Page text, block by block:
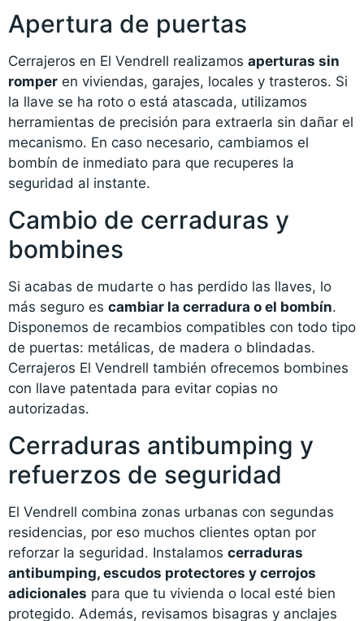
Apertura de puertas
Cerrajeros en El Vendrell realizamos aperturas sin
romper en viviendas, garajes, locales y trasteros. Si
la llave se ha roto o está atascada, utilizamos
herramientas de precisión para extraerla sin dañar el
mecanismo. En caso necesario, cambiamos el
bombín de inmediato para que recuperes la
seguridad al instante.
Cambio de cerraduras y
bombines
Si acabas de mudarte o has perdido las llaves, lo
más seguro es cambiar la cerradura o el bombín.
Disponemos de recambios compatibles con todo tipo
de puertas: metálicas, de madera o blindadas.
Cerrajeros El Vendrell también ofrecemos bombines
con llave patentada para evitar copias no
autorizadas.
Cerraduras antibumping y
refuerzos de seguridad
El Vendrell combina zonas urbanas con segundas
residencias, por eso muchos clientes optan por
reforzar la seguridad. Instalamos cerraduras
antibumping, escudos protectores y cerrojos
adicionales para que tu vivienda o local esté bien
protegido. Además, revisamos bisagras y anclajes